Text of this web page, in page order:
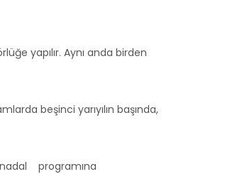
yapılır. Aynı anda birden
beşinci yarıyılın başında,
programına